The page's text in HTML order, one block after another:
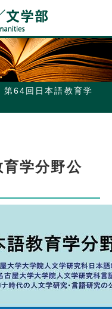
第64回日本語教育学
学分野公